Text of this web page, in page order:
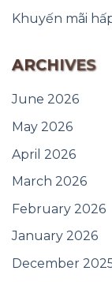
Khuyến mãi
ARCHIVES
June 2026
May 2026
April 2026
March 2026
February 2026
January 2026
December